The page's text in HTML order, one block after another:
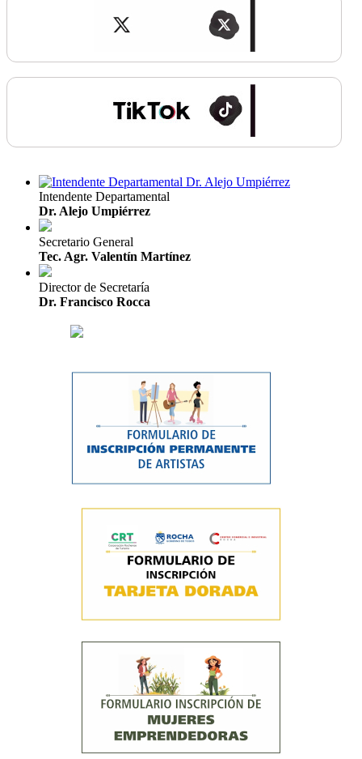
Intendente Departamental
Dr. Alejo Umpiérrez
Secretario General
Tec. Agr. Valentín Martínez
Director de Secretaría
Dr. Francisco Rocca